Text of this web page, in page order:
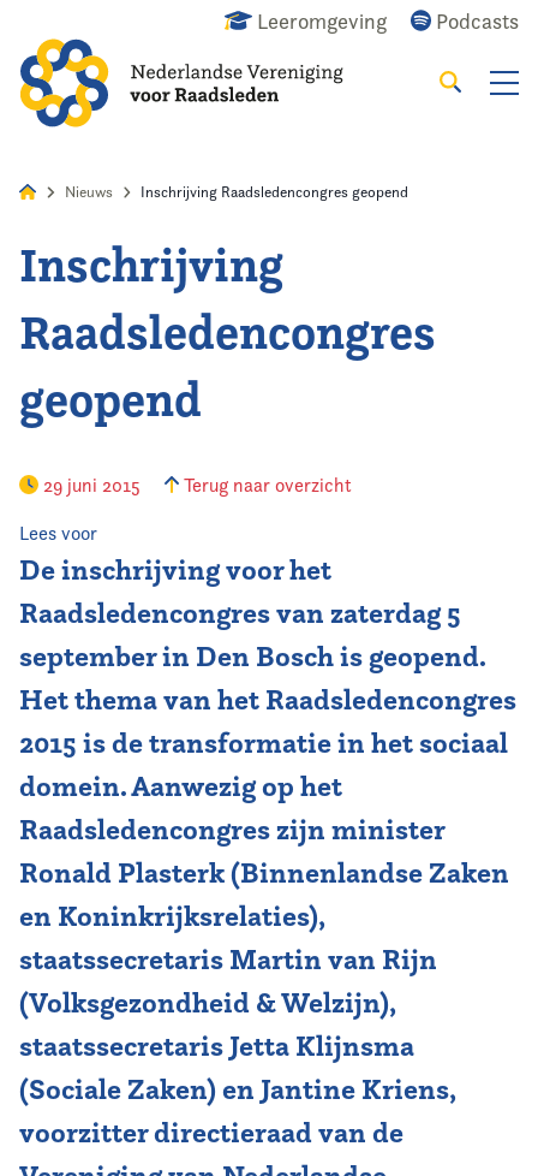
Leeromgeving Podcasts
Zoeken
Home
Agenda
Nieuws
Vereniging
Contact
Nieuws Inschrijving Raadsledencongres geopend
Inschrijving
Raadsledencongres
geopend
29 juni 2015 Terug naar overzicht
Lees voor
De inschrijving voor het
Raadsledencongres van zaterdag 5
september in Den Bosch is geopend.
Het thema van het Raadsledencongres
2015 is de transformatie in het sociaal
domein. Aanwezig op het
Raadsledencongres zijn minister
Ronald Plasterk (Binnenlandse Zaken
en Koninkrijksrelaties),
staatssecretaris Martin van Rijn
(Volksgezondheid & Welzijn),
staatssecretaris Jetta Klijnsma
(Sociale Zaken) en Jantine Kriens,
voorzitter directieraad van de